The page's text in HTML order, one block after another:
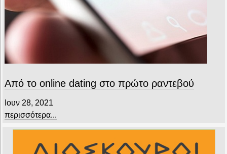
Από το online dating στο πρώτο ραντεβού
Ιουν 28, 2021
περισσότερα...